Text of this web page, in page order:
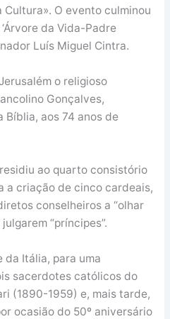
O evento culminou
da Vida-Padre
Luís Miguel Cintra.
o religioso
Gonçalves,
Bíblia, aos 74 anos de
ao quarto consistório
a criação de cinco cardeais,
conselheiros a “olhar
“príncipes”.
da Itália, para uma
sacerdotes católicos do
(1890-1959) e, mais tarde,
ocasião do 50º aniversário